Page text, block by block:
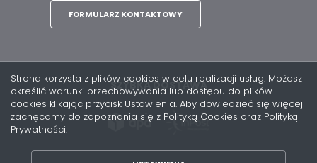
FORMULARZ KONTAKTOWY
SZYBKA DOSTAWA
Strona korzysta z plików cookies w celu realizacji usług. Możesz
określić warunki przechowywania lub dostępu do plików
cookies klikając przycisk Ustawienia. Aby dowiedzieć się więcej
zachęcamy do zapoznania się z Polityką Cookies oraz Polityką
Prywatności.